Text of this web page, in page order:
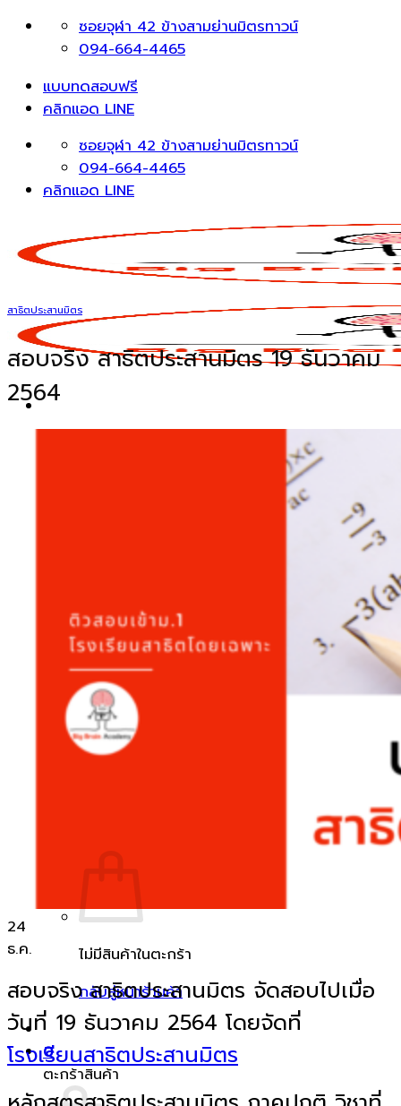
Skip
ซอยจุฬา 42 ข้างสามย่านมิตรทาวน์
094-664-4465
แบบทดสอบฟรี
คลิกแอด LINE
ซอยจุฬา 42 ข้างสามย่านมิตรทาวน์
094-664-4465
คลิกแอด LINE
Math-Sci Trilingual+
SPIP
รู้จักเรา
ทำเนียบคนเก่ง
คำถามที่พบบ่อย
สมัครเรียน
คลังความรู้
ไม่มีสินค้าในตะกร้า
กลับสู่หน้าร้านค้า
0
ตะกร้าสินค้า
สาธิตประสานมิตร
สอบจริง สาธิตประสานมิตร 19 ธันวาคม
2564
24
ธ.ค.
สอบจริง สาธิตประสานมิตร จัดสอบไปเมื่อ
วันที่ 19 ธันวาคม 2564 โดยจัดที่
โรงเรียนสาธิตประสานมิตร